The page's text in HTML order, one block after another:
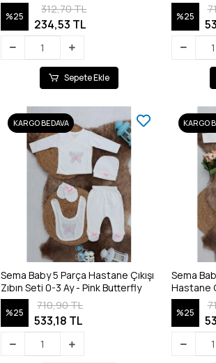
%25
312,70 TL
234,53 TL
Sepete Ekle
%25
KARGO BEDAVA
Sema Baby 5 Parça Hastane Çıkışı
Zıbın Seti 0-3 Ay - Pink Butterfly
%25
710,90 TL
533,18 TL
KARGO
Sema
Hastane
%25